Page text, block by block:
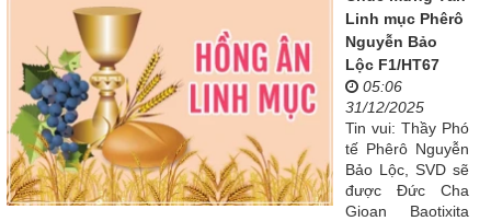
Linh mục Phêrô
Nguyễn Bảo
Lộc F1/HT67
05:06
31/12/2025
Tin vui: Thầy Phó
tế Phêrô Nguyễn
Bảo Lộc, SVD sẽ
được Đức Cha
Gioan Baotixita